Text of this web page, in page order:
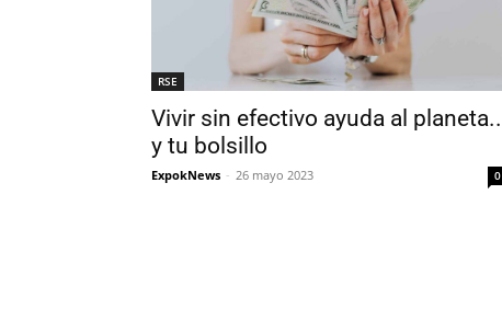
RSE
Vivir sin efectivo ayuda al planeta..
y tu bolsillo
ExpokNews - 26 mayo 2023 0